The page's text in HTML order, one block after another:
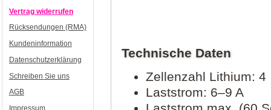
Vertrag widerrufen
Rücksendungen (RMA)
Kundeninformation
Datenschutzerklärung
Schreiben Sie uns
AGB
Technische Daten
Zellenzahl Lithium: 4
Laststrom: 6–9 A